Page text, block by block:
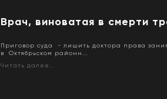
Врач, виноватая в смерти
Приговор суда - лишить доктора права
в Октябрьском районн...
Читать далее...